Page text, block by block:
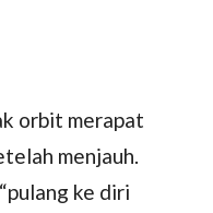
orbit merapat
menjauh.
ke diri